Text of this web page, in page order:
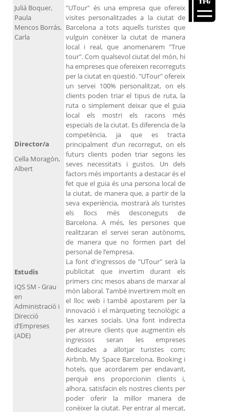
Juliá Boquer,
Paula
Mencos Borrás,
Carla
"UTour" és una empresa que ofereix
visites personalitzades a la ciutat de
Barcelona a tots aquells turistes que
vulguin conèixer la ciutat de manera
local i real, que anomenarem "True
tour". Com qualsevol ciutat del món, hi
ha empreses que ofereixen recorreguts
per la ciutat en qüestió. "UTour" ofereix
un servei 100% personalitzat, on els
clients poden triar el tipus de ruta, la
ruta o simplement deixar que el guia
local els mostri els racons més
especials de la ciutat. Es diferencia de la
competència, ja que es tracta
principalment d’un recorregut, on els
futurs clients poden triar segons les
seves necessitats i gustos. Un dels
factors més importants a destacar és el
fet que el guia és una persona local de
la ciutat, de manera que, a partir de la
seva experiència, mostrarà als turistes
els llocs més desconeguts de
Barcelona. A més, les persones que
realitzaran el servei seran autònoms,
de manera que no formen part del
personal de l’empresa.
La font d'ingressos de "UTour" serà la
publicitat que invertim durant els
primers cinc mesos abans de marxar al
món laboral. També invertirem molt en
el lloc web i també apostarem per la
innovació i el màrqueting tecnològic a
les xarxes socials. Una font indirecta
per atreure clients que augmentin els
ingressos seran les empreses
dedicades a allotjar turistes com;
Airbnb, My Space Barcelona, ​​Booking i
hotels, que acordarem per endavant,
perquè ens proporcionin clients i,
alhora, satisfacin els nostres clients per
poder oferir la millor manera de
conèixer la ciutat. Per entrar al mercat,
Director/a
Cella Moragón,
Albert
Estudis
IQS SM - Grau
en
Administració i
Direcció
d’Empreses
(ADE)